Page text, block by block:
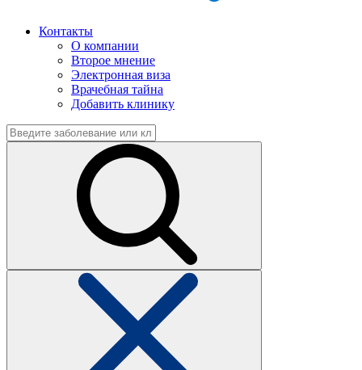
Контакты
О компании
Второе мнение
Электронная виза
Врачебная тайна
Добавить клинику